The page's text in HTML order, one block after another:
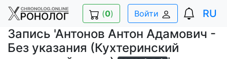
(0) Войти RU
Запись 'Антонов Антон Адамович -
Без указания (Кухтеринский